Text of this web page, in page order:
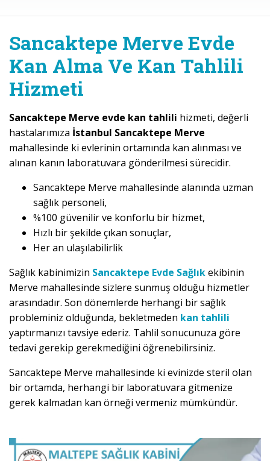
Sancaktepe Merve Evde
Kan Alma Ve Kan Tahlili
Hizmeti
Sancaktepe Merve evde kan tahlili hizmeti, değerli
hastalarımıza İstanbul Sancaktepe Merve
mahallesinde ki evlerinin ortamında kan alınması ve
alınan kanın laboratuvara gönderilmesi sürecidir.
Sancaktepe Merve mahallesinde alanında uzman
sağlık personeli,
%100 güvenilir ve konforlu bir hizmet,
Hızlı bir şekilde çıkan sonuçlar,
Her an ulaşılabilirlik
Sağlık kabinimizin Sancaktepe Evde Sağlıkekibinin
Merve mahallesinde sizlere sunmuş olduğu hizmetler
arasındadır. Son dönemlerde herhangi bir sağlık
probleminiz olduğunda, bekletmeden kan tahlili
yaptırmanızı tavsiye ederiz. Tahlil sonucunuza göre
tedavi gerekip gerekmediğini öğrenebilirsiniz.
Sancaktepe Merve mahallesinde ki evinizde steril olan
bir ortamda, herhangi bir laboratuvara gitmenize
gerek kalmadan kan örneği vermeniz mümkündür.